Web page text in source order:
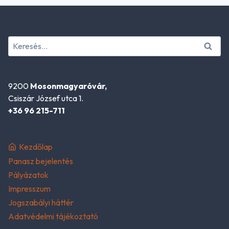
Keresés:
9200 Mosonmagyaróvár,
Csiszár József utca 1.
+36 96 215-711
Kezdőlap
Panasz bejelentés
Pályázatok
Impresszum
Jogszabályi háttér
Adatvédelmi tájékoztató